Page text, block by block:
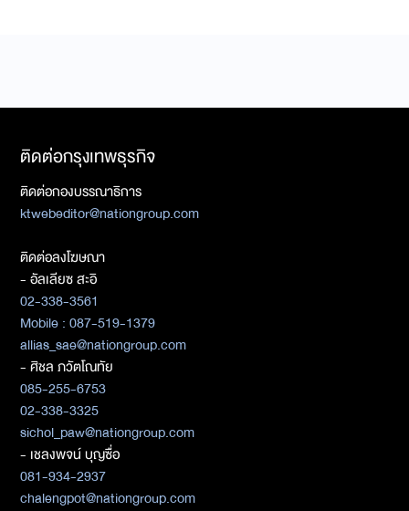
ติดต่อกรุงเทพธุรกิจ
ติดต่อกองบรรณาธิการ
ktwebeditor@nationgroup.com
ติดต่อลงโฆษณา
- อัลเลียซ สะอิ
02-338-3561
Mobile : 087-519-1379
allias_sae@nationgroup.com
- ศิชล ภวัตโณทัย
085-255-6753
02-338-3325
sichol_paw@nationgroup.com
- เชลงพจน์ บุญซื่อ
081-934-2937
chalengpot@nationgroup.com